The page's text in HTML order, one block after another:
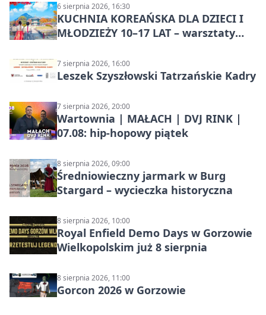
6 sierpnia 2026, 16:30
KUCHNIA KOREAŃSKA DLA DZIECI I
MŁODZIEŻY 10–17 LAT – warsztaty
7 sierpnia 2026, 16:00
Leszek Szyszłowski Tatrzańskie Kadry
7 sierpnia 2026, 20:00
Wartownia | MAŁACH | DVJ RINK |
07.08: hip-hopowy piątek
8 sierpnia 2026, 09:00
Średniowieczny jarmark w Burg
Stargard – wycieczka historyczna
8 sierpnia 2026, 10:00
Royal Enfield Demo Days w Gorzowie
Wielkopolskim już 8 sierpnia
8 sierpnia 2026, 11:00
Gorcon 2026 w Gorzowie